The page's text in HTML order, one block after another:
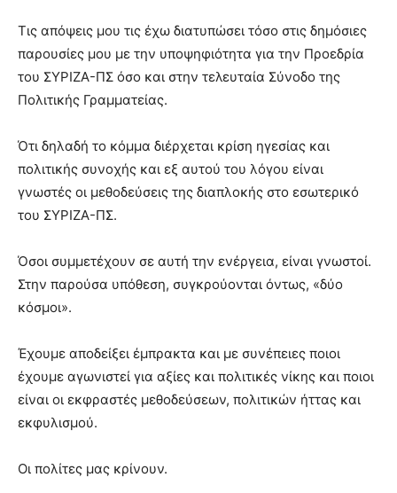
Τις απόψεις μου τις έχω διατυπώσει τόσο στις δημόσιες
παρουσίες μου με την υποψηφιότητα για την Προεδρία
του ΣΥΡΙΖΑ-ΠΣ όσο και στην τελευταία Σύνοδο της
Πολιτικής Γραμματείας.
Ότι δηλαδή το κόμμα διέρχεται κρίση ηγεσίας και
πολιτικής συνοχής και εξ αυτού του λόγου είναι
γνωστές οι μεθοδεύσεις της διαπλοκής στο εσωτερικό
του ΣΥΡΙΖΑ-ΠΣ.
Όσοι συμμετέχουν σε αυτή την ενέργεια, είναι γνωστοί.
Στην παρούσα υπόθεση, συγκρούονται όντως, «δύο
κόσμοι».
Έχουμε αποδείξει έμπρακτα και με συνέπειες ποιοι
έχουμε αγωνιστεί για αξίες και πολιτικές νίκης και ποιοι
είναι οι εκφραστές μεθοδεύσεων, πολιτικών ήττας και
εκφυλισμού.
Οι πολίτες μας κρίνουν.